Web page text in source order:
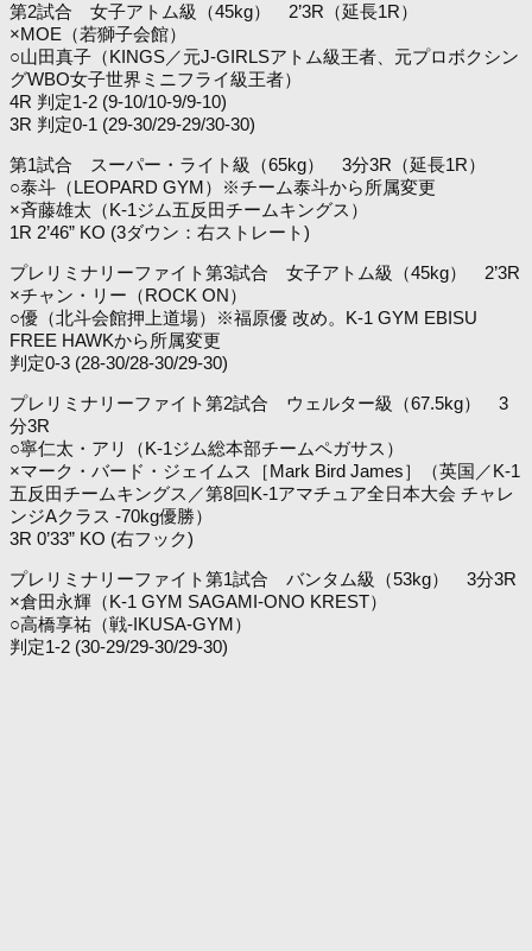
第2試合 女子アトム級（45kg） 2’3R（延長1R）
×MOE（若獅子会館）
○山田真子（KINGS／元J-GIRLSアトム級王者、元プロボクシン
グWBO女子世界ミニフライ級王者）
4R 判定1-2 (9-10/10-9/9-10)
3R 判定0-1 (29-30/29-29/30-30)
第1試合 スーパー・ライト級（65kg） 3分3R（延長1R）
○泰斗（LEOPARD GYM）※チーム泰斗から所属変更
×斉藤雄太（K-1ジム五反田チームキングス）
1R 2’46” KO (3ダウン：右ストレート)
プレリミナリーファイト第3試合 女子アトム級（45kg） 2’3R
×チャン・リー（ROCK ON）
○優（北斗会館押上道場）※福原優 改め。K-1 GYM EBISU
FREE HAWKから所属変更
判定0-3 (28-30/28-30/29-30)
プレリミナリーファイト第2試合 ウェルター級（67.5kg） 3
分3R
○寧仁太・アリ（K-1ジム総本部チームペガサス）
×マーク・バード・ジェイムス［Mark Bird James］（英国／K-1
五反田チームキングス／第8回K-1アマチュア全日本大会 チャレ
ンジAクラス -70kg優勝）
3R 0’33” KO (右フック)
プレリミナリーファイト第1試合 バンタム級（53kg） 3分3R
×倉田永輝（K-1 GYM SAGAMI-ONO KREST）
○高橋享祐（戦-IKUSA-GYM）
判定1-2 (30-29/29-30/29-30)